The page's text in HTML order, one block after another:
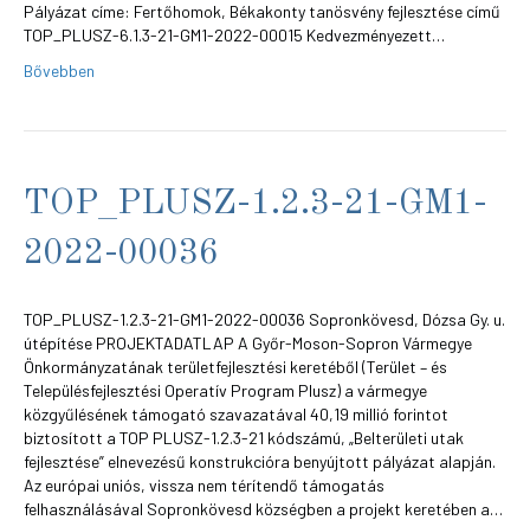
Pályázat címe: Fertőhomok, Békakonty tanösvény fejlesztése című
TOP_PLUSZ-6.1.3-21-GM1-2022-00015 Kedvezményezett…
Bővebben
TOP_PLUSZ-1.2.3-21-GM1-
2022-00036
TOP_PLUSZ-1.2.3-21-GM1-2022-00036 Sopronkövesd, Dózsa Gy. u.
útépítése PROJEKTADATLAP A Győr-Moson-Sopron Vármegye
Önkormányzatának területfejlesztési keretéből (Terület – és
Településfejlesztési Operatív Program Plusz) a vármegye
közgyűlésének támogató szavazatával 40,19 millió forintot
biztosított a TOP PLUSZ-1.2.3-21 kódszámú, „Belterületi utak
fejlesztése” elnevezésű konstrukcióra benyújtott pályázat alapján.
Az európai uniós, vissza nem térítendő támogatás
felhasználásával Sopronkövesd községben a projekt keretében a…